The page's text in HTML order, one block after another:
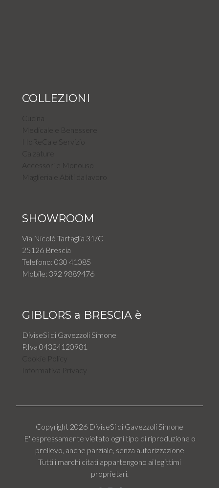
COLLEZIONI
Cucina
Medicale e Benessere
HoReCa e Servizio
Calzature
Accessori e Monouso
Maglieria e Abiti da lavoro
SHOWROOM
Via Nicolò Tartaglia 31/C
25126 Brescia
Telefono: 030 41085
Mobile: 392 9889476
GIBLORS a BRESCIA è
DiviseSi di Gavezzoli Simone
P.Iva 04324120981
Cookie Policy
Informativa Privacy
Copyright 2026 DiviseSi di Gavezzoli Simone
E' espressamente vietato ogni tipo di riproduzione o
prelievo, anche parziale, senza autorizzazione
Tutti i marchi citati appartengono ai legittimi
proprietari.